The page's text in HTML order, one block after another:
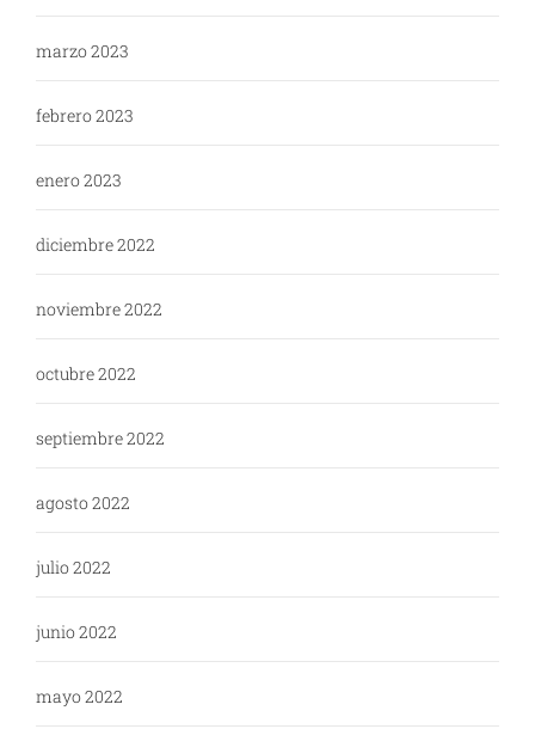
marzo 2023
febrero 2023
enero 2023
diciembre 2022
noviembre 2022
octubre 2022
septiembre 2022
agosto 2022
julio 2022
junio 2022
mayo 2022